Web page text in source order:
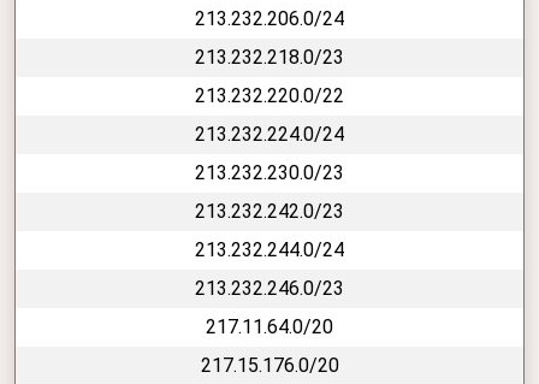
213.232.206.0/24
213.232.218.0/23
213.232.220.0/22
213.232.224.0/24
213.232.230.0/23
213.232.242.0/23
213.232.244.0/24
213.232.246.0/23
217.11.64.0/20
217.15.176.0/20